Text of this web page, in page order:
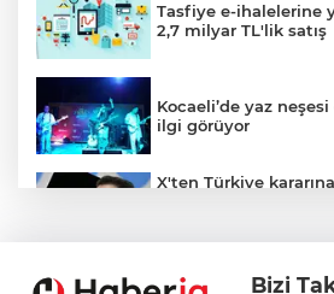
Tasfiye e-ihalelerine
2,7 milyar TL'lik satış
Kocaeli’de yaz
ilgi görüyor
X'ten Türkiye
mahkemeye taşındı
Bizi